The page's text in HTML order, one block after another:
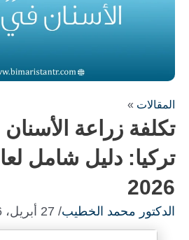
المقالات »
تكلفة زراعة
تركيا: دليل شامل
2026
الدكتور محمد الخطيب/ 27 أبريل، 2026